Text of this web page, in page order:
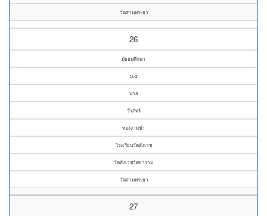
วัดสามพระยา
26
มัธยมศึกษา
ม.๕
นาย
วีรภัทร์
ทองงามขำ
โรงเรียนวัดสังเวช
วัดสังเวชวิศยาราม
วัดสามพระยา
27